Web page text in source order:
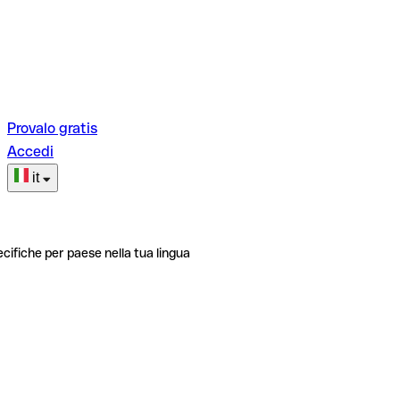
Provalo gratis
Accedi
it
per paese nella tua lingua